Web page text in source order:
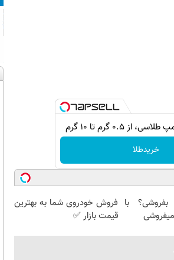
۰.۵ گرم تا ۱۰ گرم
خریدطلا
بفروشی؟ با فروش خودروی شما به بهترین
قیمت بازار ✅